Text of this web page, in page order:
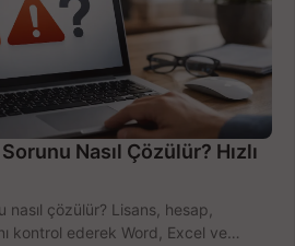
Nasıl Çözülür? Hızlı
çözülür? Lisans, hesap,
kontrol ederek Word, Excel ve